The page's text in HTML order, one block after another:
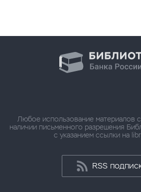
Любое использование материалов
наличии письменного разрешения
с указанием ссылки на
RSS